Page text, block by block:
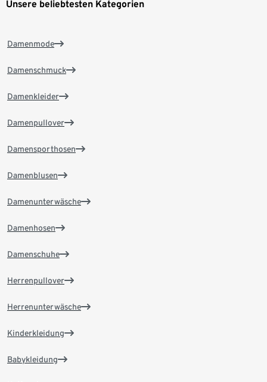
Unsere beliebtesten Kategorien
Damenmode
Damenschmuck
Damenkleider
Damenpullover
Damensporthosen
Damenblusen
Damenunterwäsche
Damenhosen
Damenschuhe
Herrenpullover
Herrenunterwäsche
Kinderkleidung
Babykleidung